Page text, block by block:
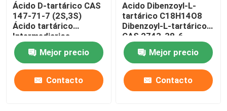
Ácido D-tartárico CAS
147-71-7 (2S,3S)
Ácido tartárico
Intermediarios
químicos finos de
grado alimenticio
Mejor precio
Contacto
Acido Dibenzoyl-L-
tartárico C18H14O8
Dibenzoyl-L-tartárico
CAS 2743-38-6
Mejor precio
Contacto